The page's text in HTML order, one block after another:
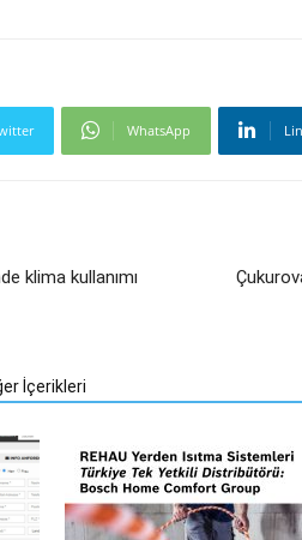
WhatsApp
klima kullanımı
İçerikleri